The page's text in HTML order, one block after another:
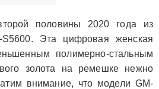
половины 2020 года из
S5600. Эта цифровая женская
полимерно-стальным
золота на ремешке нежно
внимание, что модели GM-